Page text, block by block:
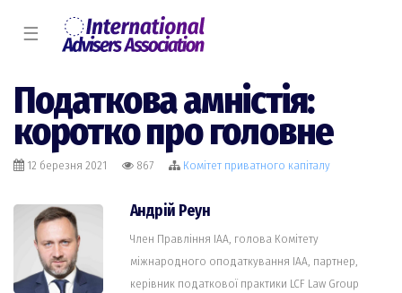
☰
Податкова амністія:
коротко про головне
12 березня 2021 867 Комiтет приватного капіталу
Андрій Реун
Член Правління IAA, голова Комітету
міжнародного оподаткування IAA, партнер,
керівник податкової практики LCF Law Group